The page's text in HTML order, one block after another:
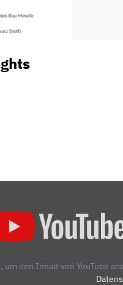
um den Inhalt von YouTube